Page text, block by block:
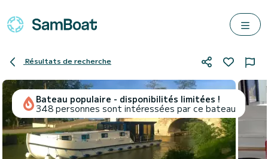
Résultats de recherche
Bateau populaire - disponibilités limitées !
348 personnes sont intéressées par ce bateau